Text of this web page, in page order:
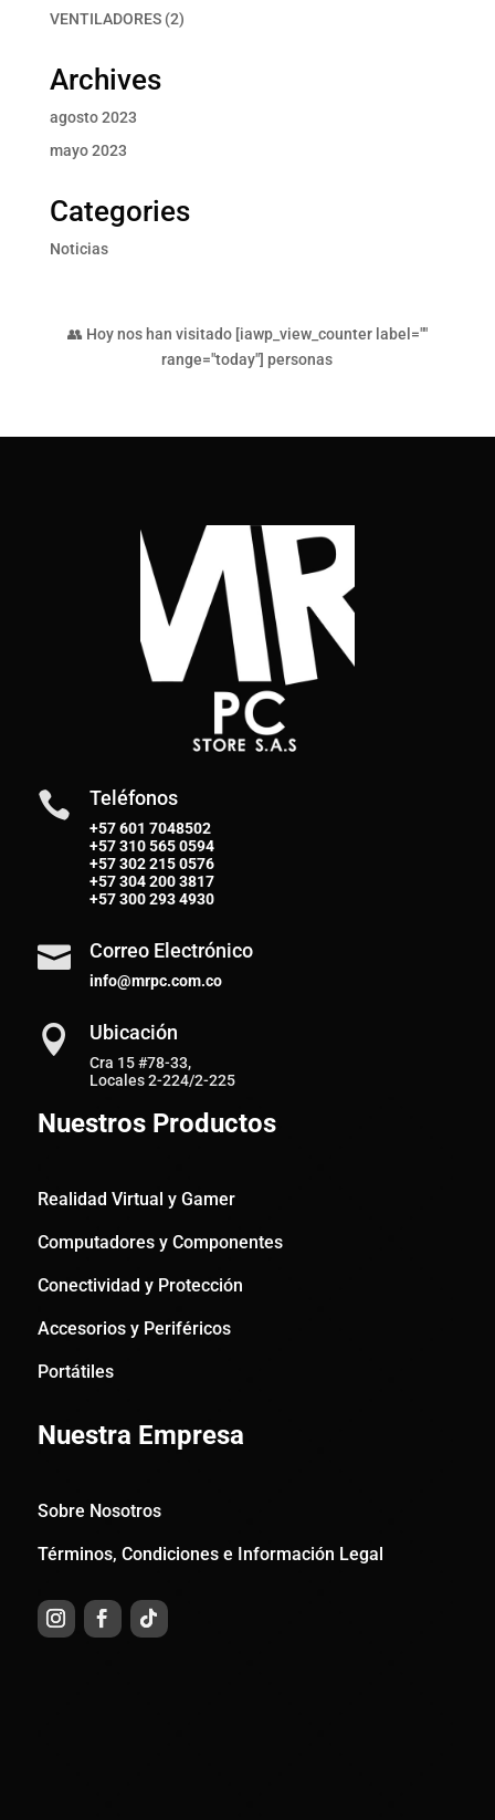
productos
VENTILADORES 22
Archives
agosto 2023
mayo 2023
Categories
Noticias
👥 Hoy nos han visitado [iawp_view_counter label=""
range="today"] personas
 Teléfonos
+57 601 7048502
+57310 565 0594
+57302 215 0576
+57304 200 3817
+57300 293 4930
 Correo Electrónico
info@mrpc.com.co
 Ubicación
Cra 15 #78-33,
Locales 2-224/2-225
Nuestros Productos
Realidad Virtual y Gamer
Computadores y Componentes
Conectividad y Protección
Accesorios y Periféricos
Portátiles
Nuestra Empresa
Sobre Nosotros
Términos, Condiciones e Información Legal